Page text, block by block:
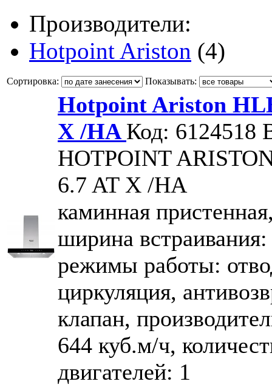
Производители:
Hotpoint Ariston (4)
Сортировка: Показывать:
Hotpoint Ariston
X /HA Код: 6124518
HOTPOINT
6.7 AT X /HA
каминная
ширина
режимы работы:
циркуляция,
клапан,
644 куб.м/ч,
двигателей: 1